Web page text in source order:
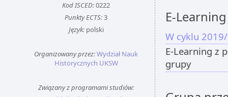
Kod ISCED:0222
Punkty ECTS:3
Język:polski
Organizowany przez:Wydział Nauk
Historycznych UKSW
Związany z programami studiów:
E-Learning
W cyklu
E-Learning z
grupy